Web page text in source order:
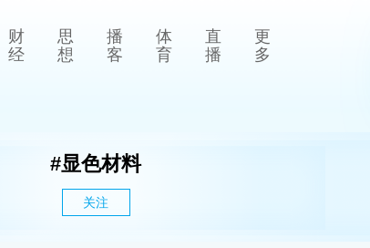
财
经
思
想
播
客
体
育
直
播
更
多
#显色材料
关注